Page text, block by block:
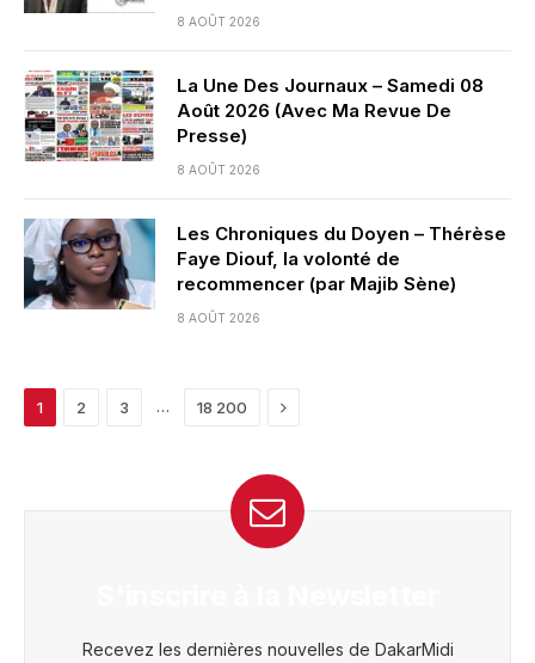
8 AOÛT 2026
La Une Des Journaux – Samedi 08
Août 2026 (Avec Ma Revue De
Presse)
8 AOÛT 2026
Les Chroniques du Doyen – Thérèse
Faye Diouf, la volonté de
recommencer (par Majib Sène)
8 AOÛT 2026
1 2 3 … 18 200 Next
Recevez les dernières nouvelles de DakarMidi